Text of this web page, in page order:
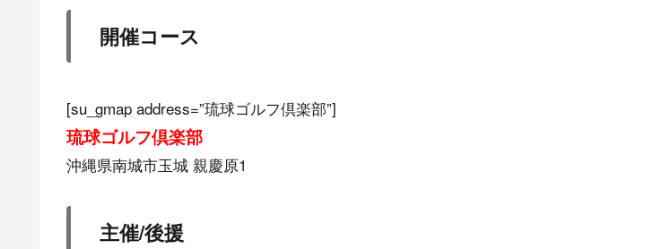
開催コース
[su_gmap address=”琉球ゴルフ倶楽部”]
琉球ゴルフ倶楽部
沖縄県南城市玉城 親慶原1
主催/後援